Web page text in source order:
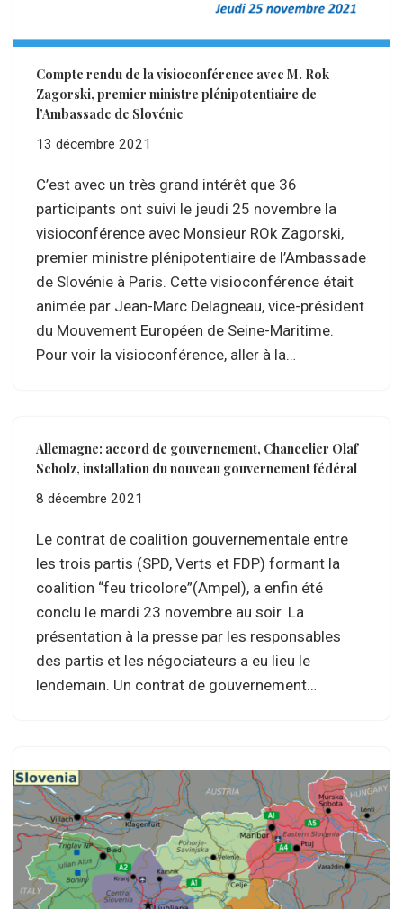
Compte rendu de la visioconférence avec M. Rok
Zagorski, premier ministre plénipotentiaire de
l’Ambassade de Slovénie
13 décembre 2021
C’est avec un très grand intérêt que 36
participants ont suivi le jeudi 25 novembre la
visioconférence avec Monsieur ROk Zagorski,
premier ministre plénipotentiaire de l’Ambassade
de Slovénie à Paris. Cette visioconférence était
animée par Jean-Marc Delagneau, vice-président
du Mouvement Européen de Seine-Maritime.
Pour voir la visioconférence, aller à la…
Allemagne: accord de gouvernement, Chancelier Olaf
Scholz, installation du nouveau gouvernement fédéral
8 décembre 2021
Le contrat de coalition gouvernementale entre
les trois partis (SPD, Verts et FDP) formant la
coalition “feu tricolore”(Ampel), a enfin été
conclu le mardi 23 novembre au soir. La
présentation à la presse par les responsables
des partis et les négociateurs a eu lieu le
lendemain. Un contrat de gouvernement…